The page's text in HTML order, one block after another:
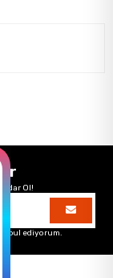
Ol!
ediyorum.